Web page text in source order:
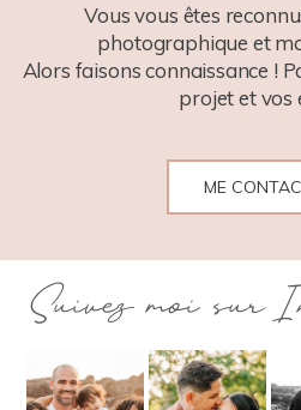
Vous vous êtes
photographique et
Alors faisons connaissance !
projet et vos
ME
Suivez moi sur